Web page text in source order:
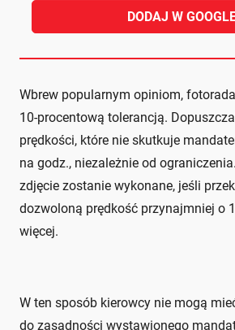
DODAJ W
Wbrew popularnym opiniom,
10-procentową tolerancją.
prędkości, które nie skutkuje
na godz., niezależnie od
zdjęcie zostanie wykonane, jeśli
dozwoloną prędkość przynajmniej o
więcej.
W ten sposób kierowcy nie mogą
do zasadności wystawionego